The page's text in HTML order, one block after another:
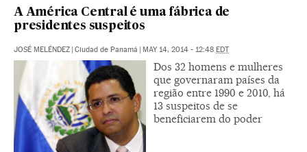
A América Central é uma fábrica de
presidentes suspeitos
JOSÉ MELÉNDEZ | Ciudad de Panamá | MAY 14, 2014 - 12:48 EDT
Dos 32 homens e mulheres
que governaram países da
região entre 1990 e 2010, há
13 suspeitos de se
beneficiarem do poder